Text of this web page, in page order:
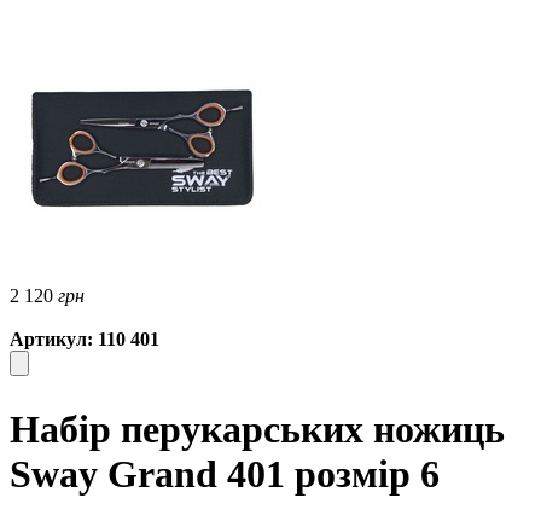
2 120 грн
Артикул: 110 401
Набір перукарських ножиць
Sway Grand 401 розмір 6